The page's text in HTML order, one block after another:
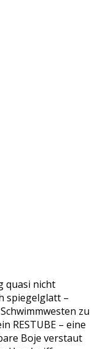
quasi nicht
spiegelglatt –
zu
RESTUBE – eine
Boje verstaut